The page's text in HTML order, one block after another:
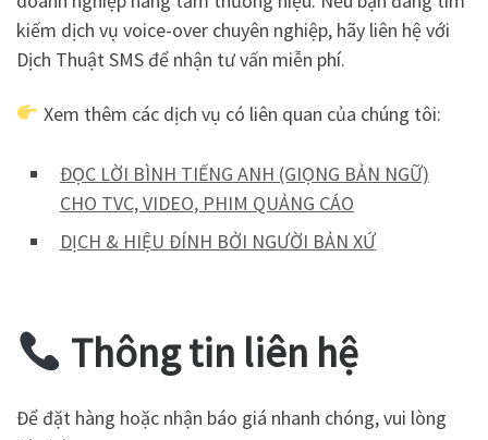
kiếm dịch vụ voice-over chuyên nghiệp, hãy liên hệ với
Dịch Thuật SMS để nhận tư vấn miễn phí.
Xem thêm các dịch vụ có liên quan của chúng tôi:
ĐỌC LỜI BÌNH TIẾNG ANH (GIỌNG BẢN NGỮ)
CHO TVC, VIDEO, PHIM QUẢNG CÁO
DỊCH & HIỆU ĐÍNH BỞI NGƯỜI BẢN XỨ
Thông tin liên hệ
Để đặt hàng hoặc nhận báo giá nhanh chóng, vui lòng